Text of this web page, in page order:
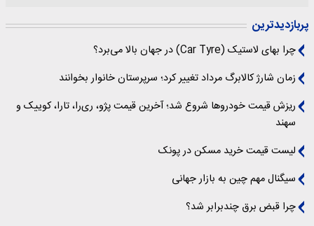
پربازدیدترین
چرا بهای لاستیک (Car Tyre) در جهان بالا می‌برد؟
زمان شارژ کالابرگ مرداد تغییر کرد؛ سرپرستان خانوار بخوانند
ریزش قیمت خودروها شروع شد؛ آخرین قیمت پژو، ری‌را، تارا، کوییک و
سهند
لیست قیمت خرید مسکن در پونک
سیگنال‌ مهم چین به بازار جهانی
چرا قبض برق چندبرابر شد؟